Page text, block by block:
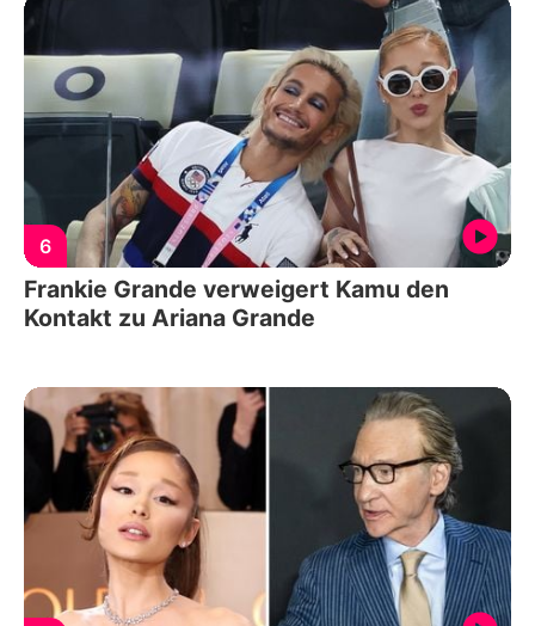
6
Frankie Grande verweigert Kamu den
Kontakt zu Ariana Grande